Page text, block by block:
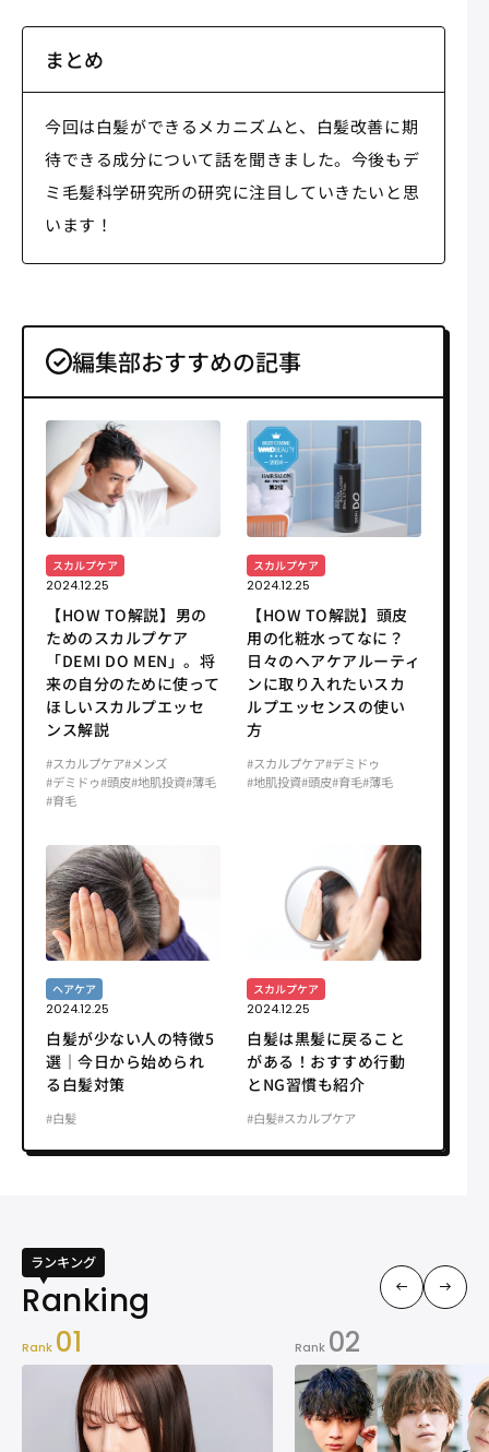
まとめ
今回は白髪ができるメカニズムと、白髪改善に期
待できる成分について話を聞きました。今後もデ
ミ毛髪科学研究所の研究に注目していきたいと思
います！
編集部おすすめの記事
スカルプケア
2024.12.25
【HOW TO解説】男の
ためのスカルプケア
「DEMI DO MEN」。将
来の自分のために使って
ほしいスカルプエッセ
ンス解説
#スカルプケア#メンズ
#デミドゥ#頭皮#地肌投資#薄毛
#育毛
スカルプケア
2024.12.25
【HOW TO解説】頭皮
用の化粧水ってなに？
日々のヘアケアルーティ
ンに取り入れたいスカ
ルプエッセンスの使い
方
#スカルプケア#デミドゥ
#地肌投資#頭皮#育毛#薄毛
ヘアケア
2024.12.25
白髪が少ない人の特徴5
選｜今日から始められ
る白髪対策
#白髪
スカルプケア
2024.12.25
白髪は黒髪に戻ること
がある！おすすめ行動
とNG習慣も紹介
#白髪#スカルプケア
ランキング
Rank 01 Rank 02